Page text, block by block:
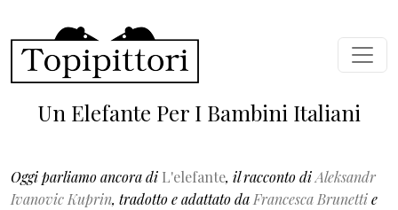
Un Elefante Per I Bambini Italiani
Oggi parliamo ancora di L'elefante, il racconto diAleksandr
Ivanovic Kuprin, tradotto e adattato da Francesca Brunettie